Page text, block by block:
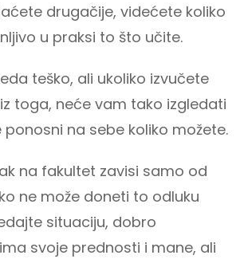
drugačije, videćete koliko
u praksi to što učite.
teško, ali ukoliko izvučete
toga, neće vam tako izgledati
ponosni na sebe koliko možete.
na fakultet zavisi samo od
ne može doneti to odluku
situaciju, dobro
svoje prednosti i mane, ali